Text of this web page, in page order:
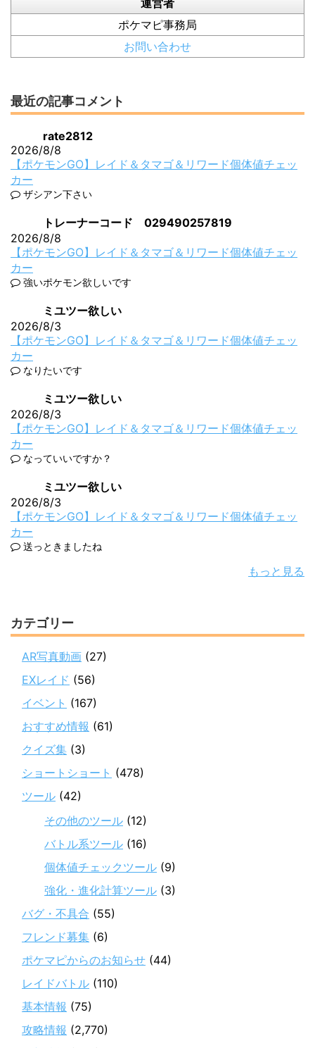
運営者
ポケマピ事務局
お問い合わせ
最近の記事コメント
rate2812
2026/8/8
【ポケモンGO】レイド＆タマゴ＆リワード個体値チェッ
カー
ザシアン下さい
トレーナーコード 029490257819
2026/8/8
【ポケモンGO】レイド＆タマゴ＆リワード個体値チェッ
カー
強いポケモン欲しいです
ミユツー欲しい
2026/8/3
【ポケモンGO】レイド＆タマゴ＆リワード個体値チェッ
カー
なりたいです
ミユツー欲しい
2026/8/3
【ポケモンGO】レイド＆タマゴ＆リワード個体値チェッ
カー
なっていいですか？
ミユツー欲しい
2026/8/3
【ポケモンGO】レイド＆タマゴ＆リワード個体値チェッ
カー
送っときましたね
もっと見る
カテゴリー
AR写真動画 (27)
EXレイド (56)
イベント (167)
おすすめ情報 (61)
クイズ集 (3)
ショートショート (478)
ツール (42)
その他のツール (12)
バトル系ツール (16)
個体値チェックツール (9)
強化・進化計算ツール (3)
バグ・不具合 (55)
フレンド募集 (6)
ポケマピからのお知らせ (44)
レイドバトル (110)
基本情報 (75)
攻略情報 (2,770)